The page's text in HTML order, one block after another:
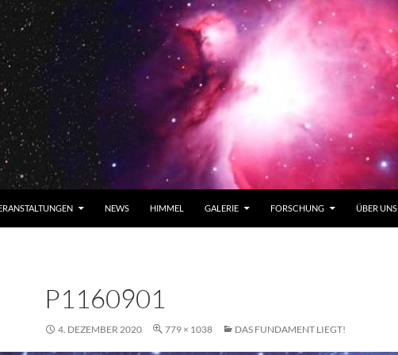
NEWS HIMMEL GALERIE FORSCHUNG ÜBER UNS
P1160901
4. DEZEMBER 2020 779 × 1038 DAS FUNDAMENT LIEGT!